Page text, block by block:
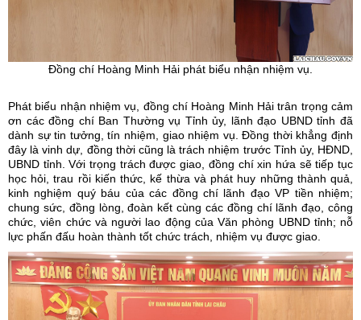
Đồng chí Hoàng Minh Hải phát biểu nhận nhiệm vụ.
Phát biểu nhận nhiệm vụ, đồng chí Hoàng Minh Hải trân trọng cảm
ơn các đồng chí Ban Thường vụ Tỉnh ủy, lãnh đạo UBND tỉnh đã
dành sự tin tưởng, tín nhiệm, giao nhiệm vụ. Đồng thời khẳng định
đây là vinh dự, đồng thời cũng là trách nhiệm trước Tỉnh ủy, HĐND,
UBND tỉnh. Với trọng trách được giao, đồng chí xin hứa sẽ tiếp tục
học hỏi, trau rồi kiến thức, kế thừa và phát huy những thành quả,
kinh nghiệm quý báu của các đồng chí lãnh đạo VP tiền nhiệm;
chung sức, đồng lòng, đoàn kết cùng các đồng chí lãnh đạo, công
chức, viên chức và người lao động của Văn phòng UBND tỉnh; nỗ
lực phấn đấu hoàn thành tốt chức trách, nhiệm vụ được giao.